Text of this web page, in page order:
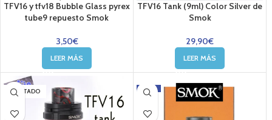
TFV16 y tfv18 Bubble Glass pyrex
tube9 repuesto Smok
3,50€
LEER MÁS
TFV16 Tank (9ml) Color Silver de
Smok
29,90€
LEER MÁS
AGOTADO -28%